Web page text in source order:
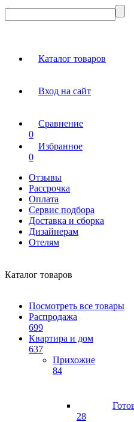
Каталог товаров
Вход на сайт
Сравнение
0
Избранное
0
Отзывы
Рассрочка
Оплата
Сервис подбора
Доставка и сборка
Дизайнерам
Отелям
Каталог товаров
Посмотреть все товары
Распродажа
699
Квартира и дом
637
Прихожие
84
28